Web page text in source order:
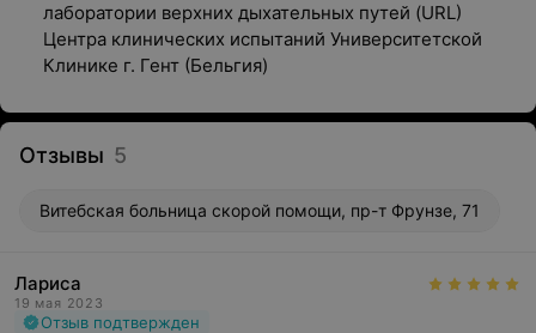
лаборатории верхних дыхательных путей (URL)
Центра клинических испытаний Университетской
Клинике г. Гент (Бельгия)
Отзывы 5
Витебская больница скорой помощи, пр-т Фрунзе, 71
Лариса
19 мая 2023
Отзыв подтвержден